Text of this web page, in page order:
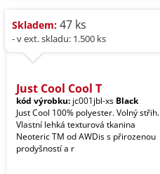
Skladem: 47 ks
- v ext. skladu: 1.500 ks
Just Cool Cool T
kód výrobku: jc001jbl-xs Black
Just Cool 100% polyester. Volný střih.
Vlastní lehká texturová tkanina
Neoteric TM od AWDis s přirozenou
prodyšností a r